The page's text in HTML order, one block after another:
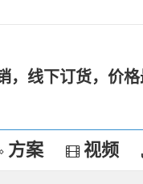
，线下订货，价格
方案 视频